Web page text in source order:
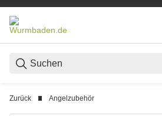
Zurück Angelzubehör